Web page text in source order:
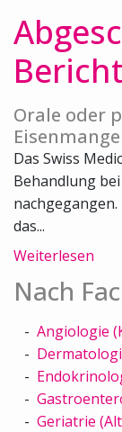
Orale oder
Das Swiss
Behandlung
das...
Weiterlesen
Nach
Angiologie
Geriatrie